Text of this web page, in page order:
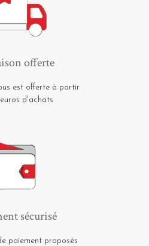
offerte
est offerte à partir
d'achats
sécurisé
paiement proposés